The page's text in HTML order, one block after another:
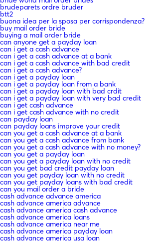
brudeparets ordre bruder
btt2
buona idea per la sposa per corrispondenza?
buy mail order bride
buying a mail order bride
can anyone get a payday loan
can i get a cash advance
can i get a cash advance at a bank
can i get a cash advance with bad credit
can i get a cash advance?
can i get a payday loan
can i get a payday loan from a bank
can i get a payday loan with bad crdit
can i get a payday loan with very bad credit
can i get cash advance
can i get cash advance with no credit
can payday loan
can payday loans improve your credit
can you get a cash advance at a bank
can you get a cash advance from bank
can you get a cash advance with no money?
can you get a payday loan
can you get a payday loan with no credit
can you get bad credit payday loan
can you get payday loan with no credit
can you get payday loans with bad credit
can you mail order a bride
cash advance advance america
cash advance america advance
cash advance america cash advance
cash advance america loans
cash advance america near me
cash advance america payday loan
cash advance america usa loan